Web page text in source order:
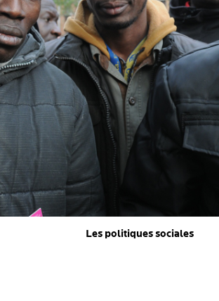
Les politiques sociales